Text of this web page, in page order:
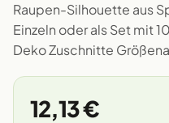
Raupen-Silhouette aus
Einzeln oder als Set mit
Deko Zuschnitte
12,13 €